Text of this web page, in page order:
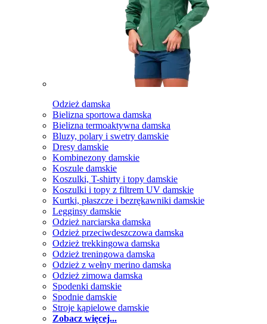
Odzież damska
Bielizna sportowa damska
Bielizna termoaktywna damska
Bluzy, polary i swetry damskie
Dresy damskie
Kombinezony damskie
Koszule damskie
Koszulki, T-shirty i topy damskie
Koszulki i topy z filtrem UV damskie
Kurtki, płaszcze i bezrękawniki damskie
Legginsy damskie
Odzież narciarska damska
Odzież przeciwdeszczowa damska
Odzież trekkingowa damska
Odzież treningowa damska
Odzież z wełny merino damska
Odzież zimowa damska
Spodenki damskie
Spodnie damskie
Stroje kąpielowe damskie
Zobacz więcej...